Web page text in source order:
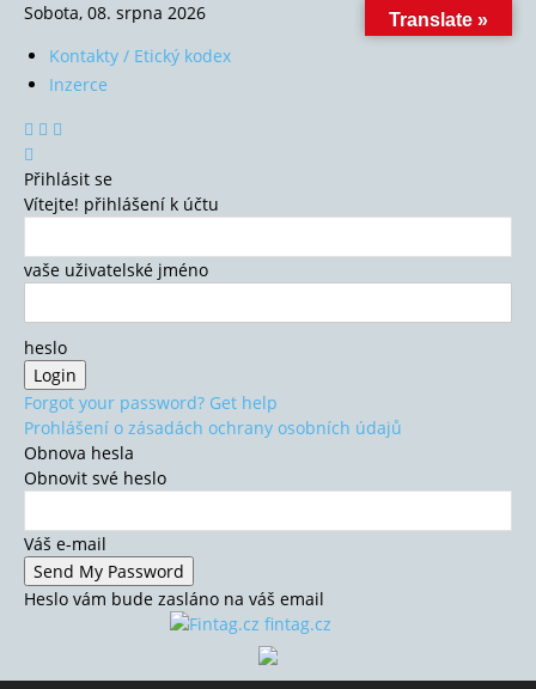
Sobota, 08. srpna 2026
Kontakty / Etický kodex
Inzerce
Přihlásit se
Vítejte! přihlášení k účtu
vaše uživatelské jméno
heslo
Forgot your password? Get help
Prohlášení o zásadách ochrany osobních údajů
Obnova hesla
Obnovit své heslo
Váš e-mail
Heslo vám bude zasláno na váš email
fintag.cz
Translate »